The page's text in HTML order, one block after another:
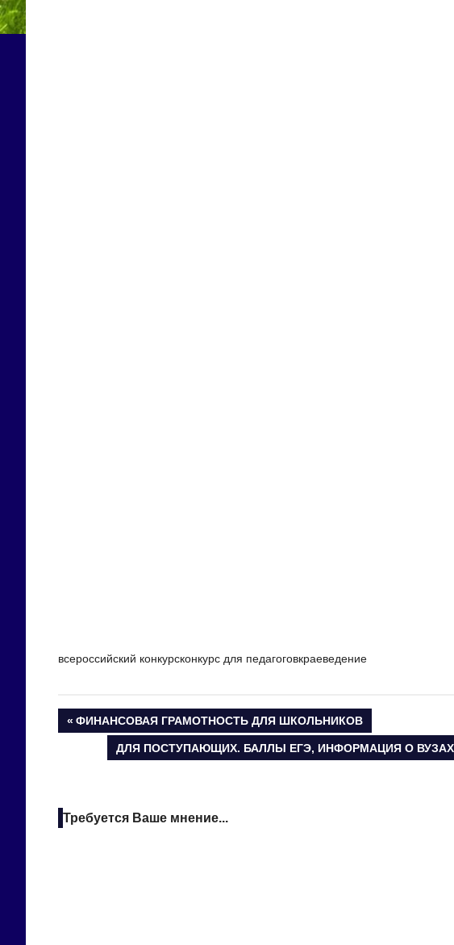
всероссийский конкурсконкурс для педагоговкраеведение
Навигация
ПРЕДЫДУЩАЯ
ЗАПИСЬ:
ФИНАНСОВАЯ ГРАМОТНОСТЬ ДЛЯ ШКОЛЬНИКОВ
СЛЕДУЮЩАЯ
ЗАПИСЬ:
ДЛЯ ПОСТУПАЮЩИХ. БАЛЛЫ ЕГЭ, ИНФОРМАЦИЯ О
Требуется Ваше мнение...